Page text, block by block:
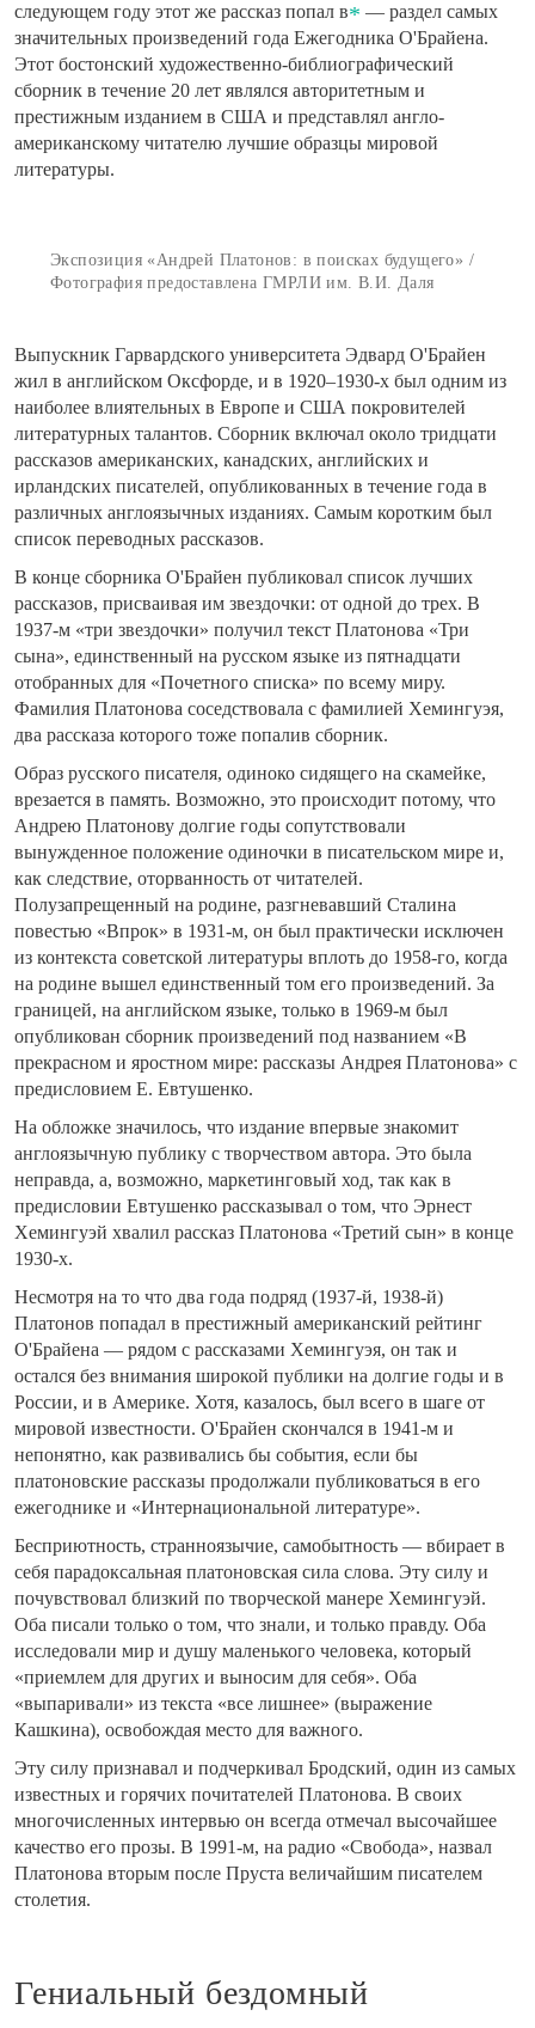
следующем году этот же рассказ попал в — раздел самых
значительных произведений года Ежегодника О'Брайена.
Этот бостонский художественно-библиографический
сборник в течение 20 лет являлся авторитетным и
престижным изданием в США и представлял англо-
американскому читателю лучшие образцы мировой
литературы.
Экспозиция «Андрей Платонов: в поисках будущего» /
Фотография предоставлена ГМРЛИ им. В.И. Даля
Выпускник Гарвардского университета Эдвард О'Брайен
жил в английском Оксфорде, и в 1920–1930-х был одним из
наиболее влиятельных в Европе и США покровителей
литературных талантов. Сборник включал около тридцати
рассказов американских, канадских, английских и
ирландских писателей, опубликованных в течение года в
различных англоязычных изданиях. Самым коротким был
список переводных рассказов.
В конце сборника О'Брайен публиковал список лучших
рассказов, присваивая им звездочки: от одной до трех. В
1937-м «три звездочки» получил текст Платонова «Три
сына», единственный на русском языке из пятнадцати
отобранных для «Почетного списка» по всему миру.
Фамилия Платонова соседствовала с фамилией Хемингуэя,
два рассказа которого тоже попалив сборник.
Образ русского писателя, одиноко сидящего на скамейке,
врезается в память. Возможно, это происходит потому, что
Андрею Платонову долгие годы сопутствовали
вынужденное положение одиночки в писательском мире и,
как следствие, оторванность от читателей.
Полузапрещенный на родине, разгневавший Сталина
повестью «Впрок» в 1931-м, он был практически исключен
из контекста советской литературы вплоть до 1958-го, когда
на родине вышел единственный том его произведений. За
границей, на английском языке, только в 1969-м был
опубликован сборник произведений под названием «В
прекрасном и яростном мире: рассказы Андрея Платонова» с
предисловием Е. Евтушенко.
На обложке значилось, что издание впервые знакомит
англоязычную публику с творчеством автора. Это была
неправда, а, возможно, маркетинговый ход, так как в
предисловии Евтушенко рассказывал о том, что Эрнест
Хемингуэй хвалил рассказ Платонова «Третий сын» в конце
1930-х.
Несмотря на то что два года подряд (1937-й, 1938-й)
Платонов попадал в престижный американский рейтинг
О'Брайена — рядом с рассказами Хемингуэя, он так и
остался без внимания широкой публики на долгие годы и в
России, и в Америке. Хотя, казалось, был всего в шаге от
мировой известности. О'Брайен скончался в 1941-м и
непонятно, как развивались бы события, если бы
платоновские рассказы продолжали публиковаться в его
ежегоднике и «Интернациональной литературе».
Бесприютность, странноязычие, самобытность — вбирает в
себя парадоксальная платоновская сила слова. Эту силу и
почувствовал близкий по творческой манере Хемингуэй.
Оба писали только о том, что знали, и только правду. Оба
исследовали мир и душу маленького человека, который
«приемлем для других и выносим для себя». Оба
«выпаривали» из текста «все лишнее» (выражение
Кашкина), освобождая место для важного.
Эту силу признавал и подчеркивал Бродский, один из самых
известных и горячих почитателей Платонова. В своих
многочисленных интервью он всегда отмечал высочайшее
качество его прозы. В 1991-м, на радио «Свобода», назвал
Платонова вторым после Пруста величайшим писателем
столетия.
Гениальный бездомный